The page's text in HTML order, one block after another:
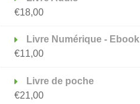
€18,00
Livre Numérique - Ebook
€11,00
Livre de poche
€21,00